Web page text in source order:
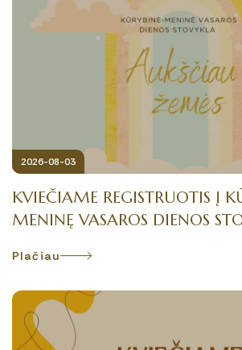
2026-08-03
KVIEČIAME REGISTRUOTIS Į
MENINĘ VASAROS DIENOS
Plačiau